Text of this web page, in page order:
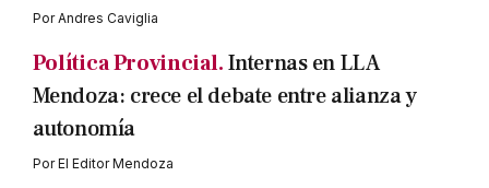
PorAndres Caviglia
Política Provincial.Internas en LLA
Mendoza: crece el debate entre alianza y
autonomía
PorEl Editor Mendoza